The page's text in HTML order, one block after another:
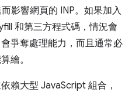
影響網頁的 INP。如果加入
和第三方程式碼，情況會
爭奪處理能力，而且通常必
繪。
賴大型 JavaScript 組合，